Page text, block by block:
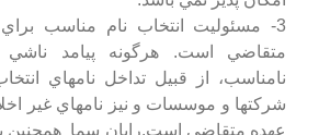
متقاضي است. هرگونه پيامد ناشي
نامناسب، از قبيل تداخل نامهاي
شركتها و موسسات و نيز نامهاي غير
عهده متقاضي است.رایان سما